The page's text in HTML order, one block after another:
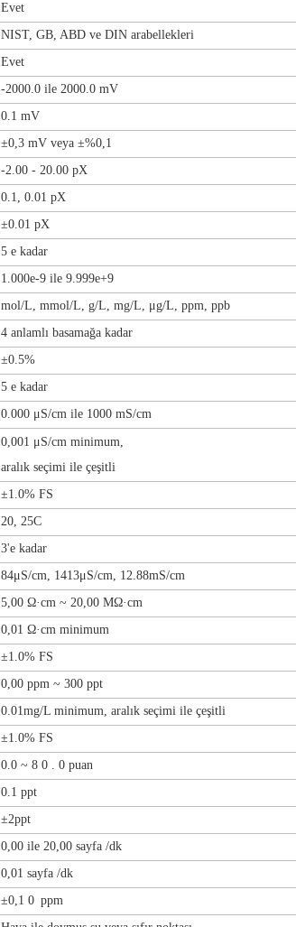
Evet
NIST, GB, ABD ve DIN arabellekleri
Evet
-2000.0 ile 2000.0 mV
0.1 mV
±0,3 mV veya ±%0,1
-2.00 - 20.00 pX
0.1, 0.01 pX
±0.01 pX
5 e kadar
1.000e-9 ile 9.999e+9
mol/L, mmol/L, g/L, mg/L, μg/L, ppm, ppb
4 anlamlı basamağa kadar
±0.5%
5 e kadar
0.000 μS/cm ile 1000 mS/cm
0,001 μS/cm minimum,
aralık seçimi ile çeşitli
±1.0% FS
20, 25C
3'e kadar
84μS/cm, 1413μS/cm, 12.88mS/cm
5,00 Ω·cm ~ 20,00 MΩ·cm
0,01 Ω·cm minimum
±1.0% FS
0,00 ppm ~ 300 ppt
0.01mg/L minimum, aralık seçimi ile çeşitli
±1.0% FS
0.0 ~ 8 0 . 0 puan
0.1 ppt
±2ppt
0,00 ile 20,00 sayfa /dk
0,01 sayfa /dk
±0,1 0 ppm